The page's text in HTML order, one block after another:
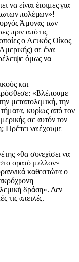
να είναι έτοιμες για
πολέμων»!
Άμυνας των
πριν από τις
ο Λευκός Οίκος
Αμερικής) σε ένα
όμως να
και
«Βλέπουμε
μεταπολεμική, την
κυρίως από τον
σε αυτόν τον
Πρέπει να έχουμε
«θα συνεχίσει να
ορατό μέλλον»
καθεστώτα ο
δράση». Δεν
τις απειλές.